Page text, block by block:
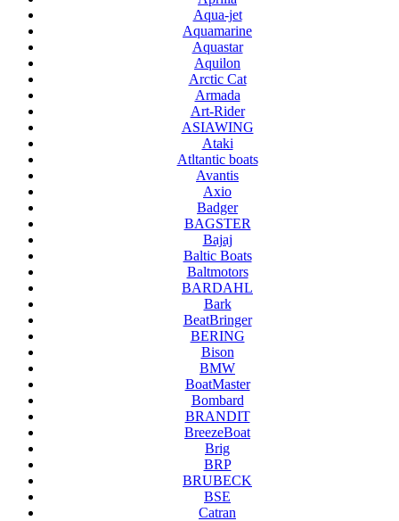
Aqua-jet
Aquamarine
Aquastar
Aquilon
Arctic Cat
Armada
Art-Rider
ASIAWING
Ataki
Atltantic boats
Avantis
Axio
Badger
BAGSTER
Bajaj
Baltic Boats
Baltmotors
BARDAHL
Bark
BeatBringer
BERING
Bison
BMW
BoatMaster
Bombard
BRANDIT
BreezeBoat
Brig
BRP
BRUBECK
BSE
Catran